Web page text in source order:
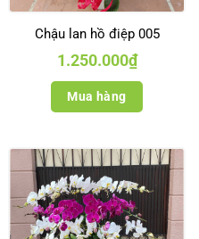
Chậu lan hồ điệp 005
1.250.000₫
Mua hàng